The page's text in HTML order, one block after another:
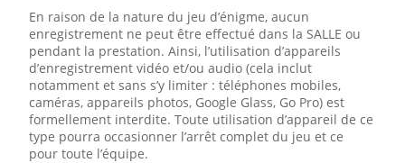
En raison de la nature du jeu d’énigme, aucun
enregistrement ne peut être effectué dans la SALLE ou
pendant la prestation. Ainsi, l’utilisation d’appareils
d’enregistrement vidéo et/ou audio (cela inclut
notamment et sans s’y limiter : téléphones mobiles,
caméras, appareils photos, Google Glass, Go Pro) est
formellement interdite. Toute utilisation d’appareil de ce
type pourra occasionner l’arrêt complet du jeu et ce
pour toute l’équipe.